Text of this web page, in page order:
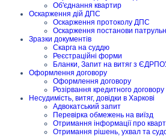
Об'єднання квартир
Оскарження дій ДПС
Оскарження протоколу ДПС
Оскарження постанови
Зразки документів
Скарга на суддю
Реєстраційні форми
Бланки, Запит на витяг з
Оформлення договору
Оформлення договору
Розірвання кредитного договору
Несудимість, витяг, довідки в Харкові
Адвокатський запит
Перевірка обмежень на виїзд
Отримання інформації про
Отримання рішень, ухвал та